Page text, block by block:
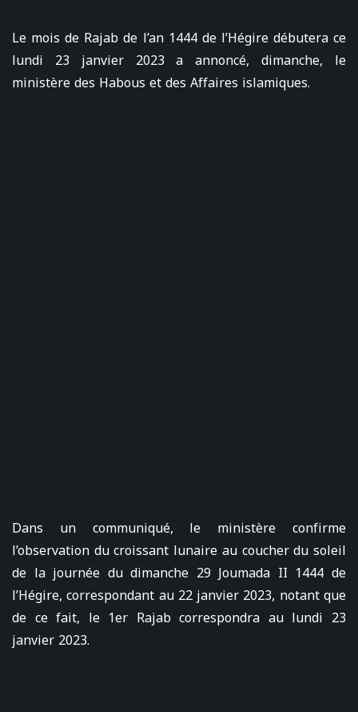
Le mois de Rajab de l’an 1444 de l’Hégire débutera ce
lundi 23 janvier 2023 a annoncé, dimanche, le
ministère des Habous et des Affaires islamiques.
Dans un communiqué, le ministère confirme
l’observation du croissant lunaire au coucher du soleil
de la journée du dimanche 29 Joumada II 1444 de
l’Hégire, correspondant au 22 janvier 2023, notant que
de ce fait, le 1er Rajab correspondra au lundi 23
janvier 2023.